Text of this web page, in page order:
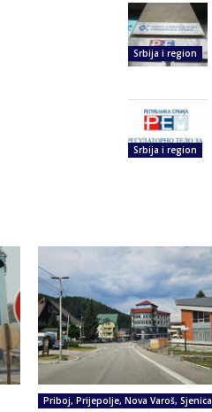
Srbija i region
Srbija i region
Priboj, Prijepolje, Nova Varoš, Sjenica